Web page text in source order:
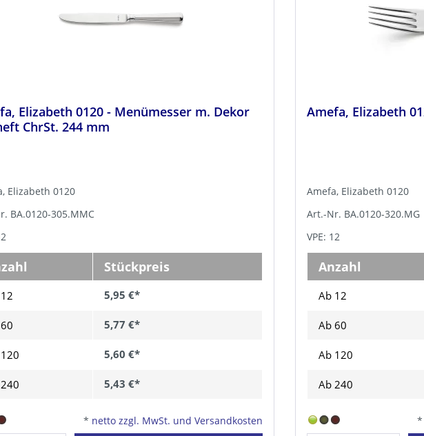
Elizabeth 0120 - Menümesser m. Dekor
ChrSt. 244 mm
Elizabeth 0120
BA.0120-305.MMC
Stückpreis
5,95 €*
60 5,77 €*
120 5,60 €*
240 5,43 €*
* netto zzgl. MwSt. und Versandkosten
Amefa, Elizabeth
Amefa, Elizabeth 0120
Art.-Nr. BA.0120-320.MG
VPE: 12
Anzahl
Ab 12
Ab 60
Ab 120
Ab 240
*